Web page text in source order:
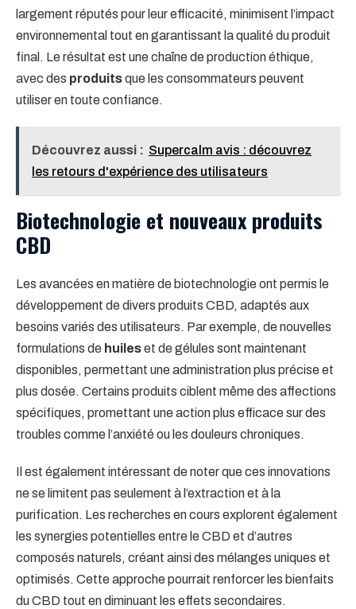
largement réputés pour leur efficacité, minimisent l’impact
environnemental tout en garantissant la qualité du produit
final. Le résultat est une chaîne de production éthique,
avec des produitsque les consommateurs peuvent
utiliser en toute confiance.
Découvrez aussi : Supercalm avis : découvrez
les retours d'expérience des utilisateurs
Biotechnologie et nouveaux produits
CBD
Les avancées en matière de biotechnologie ont permis le
développement de divers produits CBD, adaptés aux
besoins variés des utilisateurs. Par exemple, de nouvelles
formulations de huileset de gélules sont maintenant
disponibles, permettant une administration plus précise et
plus dosée. Certains produits ciblent même des affections
spécifiques, promettant une action plus efficace sur des
troubles comme l’anxiété ou les douleurs chroniques.
Il est également intéressant de noter que ces innovations
ne se limitent pas seulement à l’extraction et à la
purification. Les recherches en cours explorent également
les synergies potentielles entre le CBD et d’autres
composés naturels, créant ainsi des mélanges uniques et
optimisés. Cette approche pourrait renforcer les bienfaits
du CBD tout en diminuant les effets secondaires.